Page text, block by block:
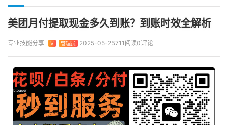
美团月付提取现金多久到账？到账时效全解析
专业技能分享 V 管理员 2025-05-25711阅读0评论